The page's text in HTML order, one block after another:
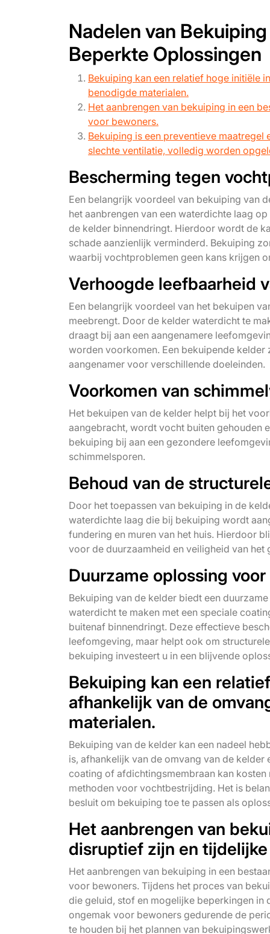
Nadelen van
Beperkte Oplossingen
Bekuiping kan een relatief hoge initiële
benodigde materialen.
Het aanbrengen van bekuiping in een
voor bewoners.
Bekuiping is een preventieve
slechte ventilatie, volledig worden
Bescherming tegen
Een belangrijk voordeel van bekuiping van
het aanbrengen van een waterdichte laag
de kelder binnendringt. Hierdoor wordt de
schade aanzienlijk verminderd. Bekuiping
waarbij vochtproblemen geen kans krijgen
Verhoogde leefbaarheid
Een belangrijk voordeel van het bekuipen
meebrengt. Door de kelder waterdicht te
draagt bij aan een aangenamere
worden voorkomen. Een bekuipende
aangenamer voor verschillende doeleinden.
Voorkomen van
Het bekuipen van de kelder helpt bij het
aangebracht, wordt vocht buiten gehouden
bekuiping bij aan een gezondere
schimmelsporen.
Behoud van de
Door het toepassen van bekuiping in de
waterdichte laag die bij bekuiping wordt
fundering en muren van het huis. Hierdoor
voor de duurzaamheid en veiligheid van het
Duurzame oplossing
Bekuiping van de kelder biedt een
waterdicht te maken met een speciale
buitenaf binnendringt. Deze effectieve
leefomgeving, maar helpt ook om
bekuiping investeert u in een blijvende
Bekuiping kan een
afhankelijk van de
materialen.
Bekuiping van de kelder kan een nadeel
is, afhankelijk van de omvang van de
coating of afdichtingsmembraan kan
methoden voor vochtbestrijding. Het is
besluit om bekuiping toe te passen als
Het aanbrengen van
disruptief zijn en
Het aanbrengen van bekuiping in een
voor bewoners. Tijdens het proces van
die geluid, stof en mogelijke beperkingen in
ongemak voor bewoners gedurende de
te houden bij het plannen van